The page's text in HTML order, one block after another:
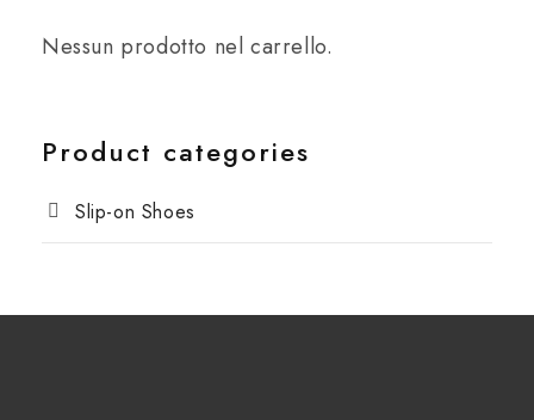
Nessun prodotto nel carrello.
Product categories
Slip-on Shoes